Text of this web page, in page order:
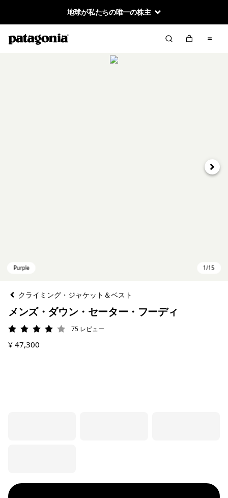
地球が私たちの唯一の株主
次へ
クライミング・ジャケット＆ベスト
メンズ・ダウン・セーター・フーディ
評価: 4.1 / 5
75 レビュー
¥ 47,300